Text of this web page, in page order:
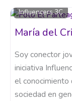
Influencers 3C
María del
Soy conector
iniciativa
el
sociedad en